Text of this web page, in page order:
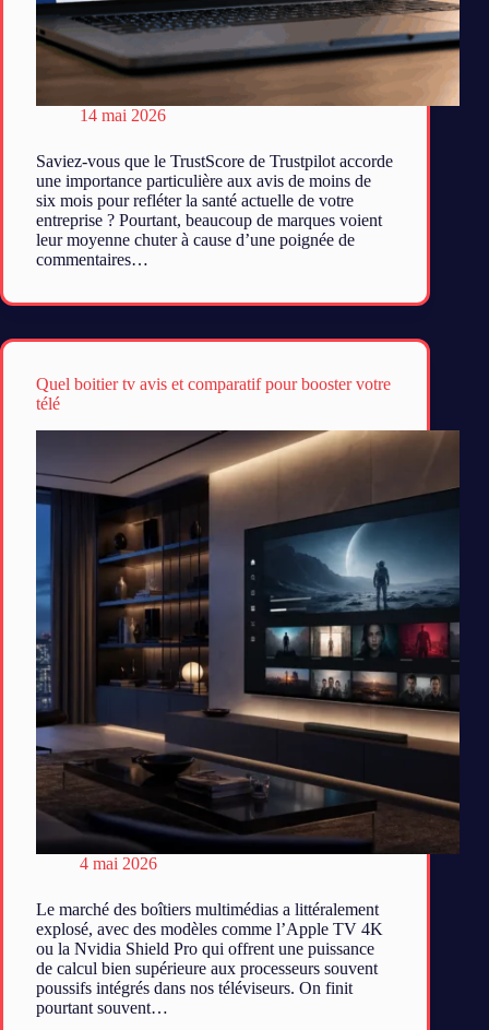
14 mai 2026
Saviez-vous que le TrustScore de Trustpilot accorde
une importance particulière aux avis de moins de
six mois pour refléter la santé actuelle de votre
entreprise ? Pourtant, beaucoup de marques voient
leur moyenne chuter à cause d’une poignée de
commentaires…
Quel boitier tv avis et comparatif pour booster votre
télé
4 mai 2026
Le marché des boîtiers multimédias a littéralement
explosé, avec des modèles comme l’Apple TV 4K
ou la Nvidia Shield Pro qui offrent une puissance
de calcul bien supérieure aux processeurs souvent
poussifs intégrés dans nos téléviseurs. On finit
pourtant souvent…